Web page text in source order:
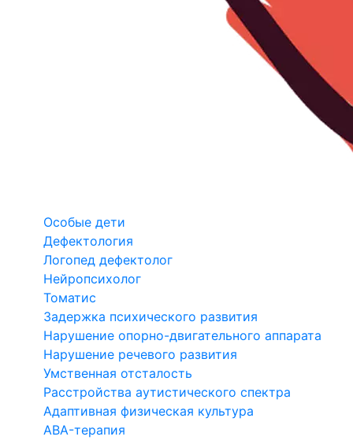
Особые дети
Дефектология
Логопед дефектолог
Нейропсихолог
Томатис
Задержка психического развития
Нарушение опорно-двигательного аппарата
Нарушение речевого развития
Умственная отсталость
Расстройства аутистического спектра
Адаптивная физическая культура
ABA-терапия